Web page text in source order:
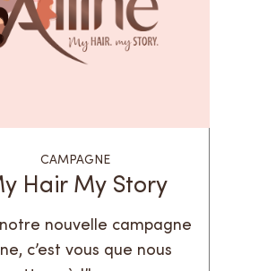
CAMPAGNE
Hair My Story
nouvelle campagne
c’est vous que nous